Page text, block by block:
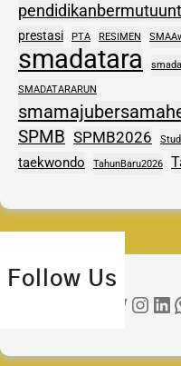
prestasi PTA RESIMEN
smadatara
SMADATARARUN
SPMB SPMB2026
taekwondo TahunBaru2026
Follow Us
Instagram LinkedIn